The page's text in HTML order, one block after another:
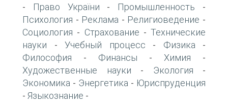
- Право України - Промышленность -
Психология - Реклама - Религиоведение -
Социология - Страхование - Технические
науки - Учебный процесс - Физика -
Философия - Финансы - Химия -
Художественные науки - Экология -
Экономика - Энергетика - Юриспруденция
- Языкознание -